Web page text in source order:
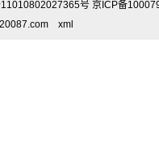
号 京ICP备
xml